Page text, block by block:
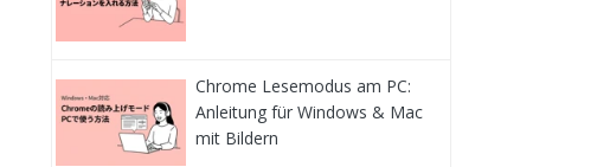
Chrome Lesemodus am PC:
Anleitung für Windows & Mac
mit Bildern